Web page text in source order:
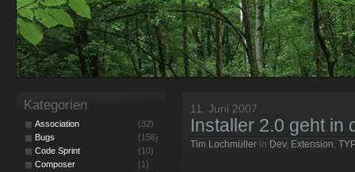
11. Juni 2007
Installer 2.0 geht in
Tim Lochmüller in Dev, Extension,
Kategorien
Association
(32)
Bugs
(156)
Code Sprint
(10)
Composer
(1)